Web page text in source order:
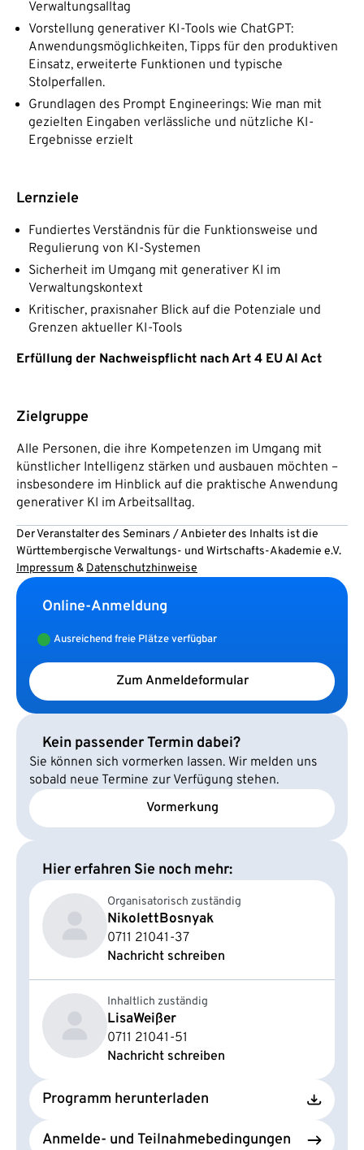
Verwaltungsalltag
Vorstellung generativer KI-Tools wie ChatGPT:
Anwendungsmöglichkeiten, Tipps für den produktiven
Einsatz, erweiterte Funktionen und typische
Stolperfallen.
Grundlagen des Prompt Engineerings: Wie man mit
gezielten Eingaben verlässliche und nützliche KI-
Ergebnisse erzielt
Lernziele
Fundiertes Verständnis für die Funktionsweise und
Regulierung von KI-Systemen
Sicherheit im Umgang mit generativer KI im
Verwaltungskontext
Kritischer, praxisnaher Blick auf die Potenziale und
Grenzen aktueller KI-Tools
Erfüllung der Nachweispflicht nach Art 4 EU AI Act
Zielgruppe
Alle Personen, die ihre Kompetenzen im Umgang mit
künstlicher Intelligenz stärken und ausbauen möchten –
insbesondere im Hinblick auf die praktische Anwendung
generativer KI im Arbeitsalltag.
Der Veranstalter des Seminars / Anbieter des Inhalts ist die
Württembergische Verwaltungs- und Wirtschafts-Akademie e.V.
Impressum & Datenschutzhinweise
Online-Anmeldung
Ausreichend freie Plätze verfügbar
Zum Anmeldeformular
Kein passender Termin dabei?
Sie können sich vormerken lassen. Wir melden uns
sobald neue Termine zur Verfügung stehen.
Vormerkung
Hier erfahren Sie noch mehr:
Organisatorisch zuständig
NikolettBosnyak
0711 21041-37
Nachricht schreiben
Inhaltlich zuständig
LisaWeißer
0711 21041-51
Nachricht schreiben
Programm herunterladen
Anmelde- und Teilnahmebedingungen